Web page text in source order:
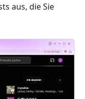
aus, die Sie